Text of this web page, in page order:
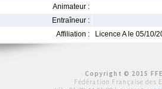
Animateur :
Entraîneur :
Affiliation :
Licence A le 05/10/
Copyright © 2015
Fédération Française des